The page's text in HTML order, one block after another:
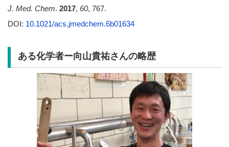
J. Med. Chem. 2017, 60, 767.
DOI: 10.1021/acs.jmedchem.6b01634
ある化学者ー向山貴祐さんの略歴